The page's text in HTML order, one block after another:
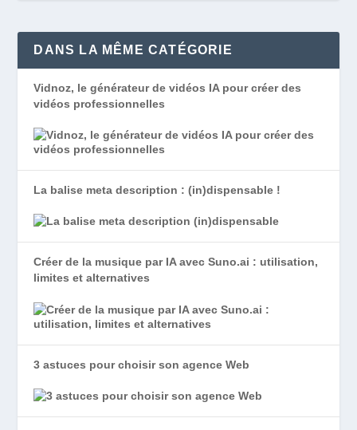
DANS LA MÊME CATÉGORIE
Vidnoz, le générateur de vidéos IA pour créer des
vidéos professionnelles
La balise meta description : (in)dispensable !
Créer de la musique par IA avec Suno.ai : utilisation,
limites et alternatives
3 astuces pour choisir son agence Web